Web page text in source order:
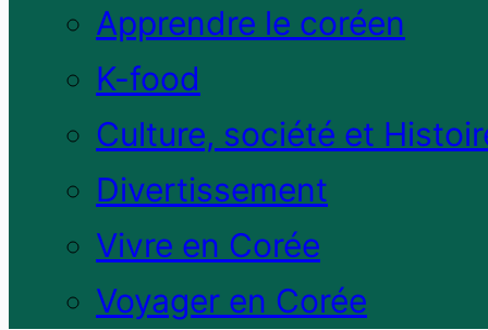
Apprendre le coréen
K-food
Culture, société et
Divertissement
Vivre en Corée
Voyager en Corée